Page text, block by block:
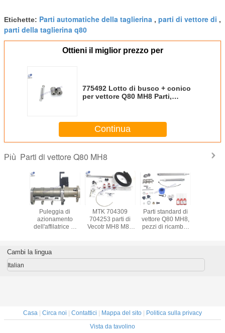
Etichette: Parti automatiche della taglierina , parti di vettore di ,
parti della taglierina q80
Ottieni il miglior prezzo per
775492 Lotto di busco + conico
per vettore Q80 MH8 Parti,
Continua
Più Parti di vettore Q80 MH8
Q80-
Puleggia di
azionamento
dell'affilatrice di
la taglierina
MH8/M88/MX9/Q80/IH8/IX9
MTK 704309
704253 parti di
Vecotr MH8 M88
Parti standard di
vettore Q80 MH8,
pezzi di ricambio
Cambi la lingua
Italian
Casa | Circa noi | Contattici | Mappa del sito | Politica sulla privacy
Vista da tavolino